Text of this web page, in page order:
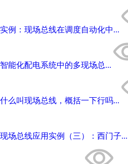
实例：现场总线在调度自动化中...
智能化配电系统中的多现场总...
什么叫现场总线，概括一下行吗...
现场总线应用实例（三）：西门子...